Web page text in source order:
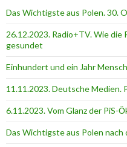
Das Wichtigste aus Polen. 30.
26.12.2023. Radio+TV. Wie
gesundet
Einhundert und ein Jahr
11.11.2023. Deutsche
6.11.2023. Vom Glanz der PiS-
Das Wichtigste aus Polen nach